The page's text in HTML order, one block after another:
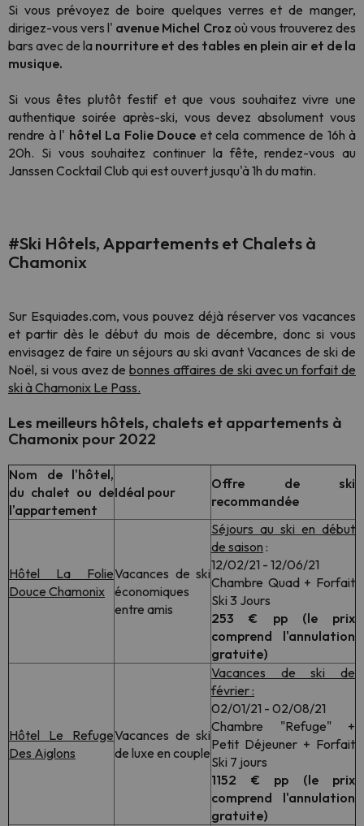
Si vous prévoyez de boire quelques verres et de manger,
dirigez-vous vers l' avenue Michel Croz où vous trouverez des
bars avec de la nourriture et des tables en plein air et de la
musique.
Si vous êtes plutôt festif et que vous souhaitez vivre une
authentique soirée après-ski, vous devez absolument vous
rendre à l' hôtel La Folie Douce et cela commence de 16h à
20h. Si vous souhaitez continuer la fête, rendez-vous au
Janssen Cocktail Club qui est ouvert jusqu'à 1h du matin.
#Ski Hôtels, Appartements et Chalets à
Chamonix
Sur Esquiades.com, vous pouvez déjà réserver vos vacances
et partir dès le début du mois de décembre, donc si vous
envisagez de faire un séjours au ski avant Vacances de ski de
Noël, si vous avez de bonnes affaires de ski avec un forfait de
ski à Chamonix Le Pass.
Les meilleurs hôtels, chalets et appartements à
Chamonix pour 2022
Nom de l'hôtel,
du chalet ou de
l'appartement
Idéal pour
Offre de ski
recommandée
Hôtel La Folie
Douce Chamonix
Vacances de ski
économiques
entre amis
Séjours au ski en début
de saison :
12/02/21 - 12/06/21
Chambre Quad + Forfait
Ski 3 Jours
253 € pp (le prix
comprend l'annulation
gratuite)
Hôtel Le Refuge
Des Aiglons
Vacances de ski
de luxe en couple
Vacances de ski de
février :
02/01/21 - 02/08/21
Chambre "Refuge" +
Petit Déjeuner + Forfait
Ski 7 jours
1152 € pp (le prix
comprend l'annulation
gratuite)